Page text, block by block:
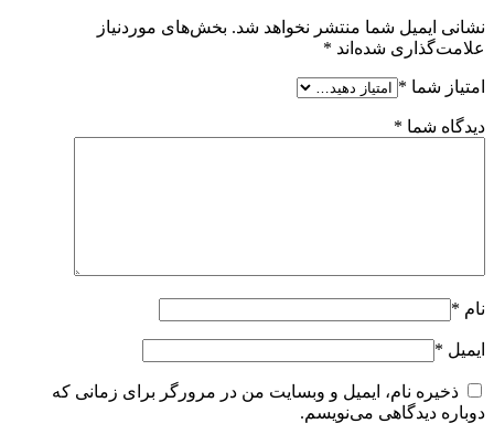
نشانی ایمیل شما منتشر نخواهد شد. بخش‌های موردنیاز
علامت‌گذاری شده‌اند *
امتیاز شما *
دیدگاه شما *
نام *
ایمیل *
ذخیره نام، ایمیل و وبسایت من در مرورگر برای زمانی که
دوباره دیدگاهی می‌نویسم.